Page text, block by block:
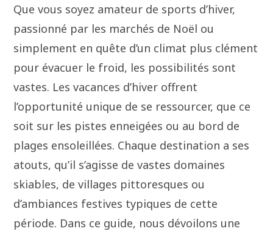
Que vous soyez amateur de sports d’hiver,
passionné par les marchés de Noël ou
simplement en quête d’un climat plus clément
pour évacuer le froid, les possibilités sont
vastes. Les vacances d’hiver offrent
l’opportunité unique de se ressourcer, que ce
soit sur les pistes enneigées ou au bord de
plages ensoleillées. Chaque destination a ses
atouts, qu’il s’agisse de vastes domaines
skiables, de villages pittoresques ou
d’ambiances festives typiques de cette
période. Dans ce guide, nous dévoilons une